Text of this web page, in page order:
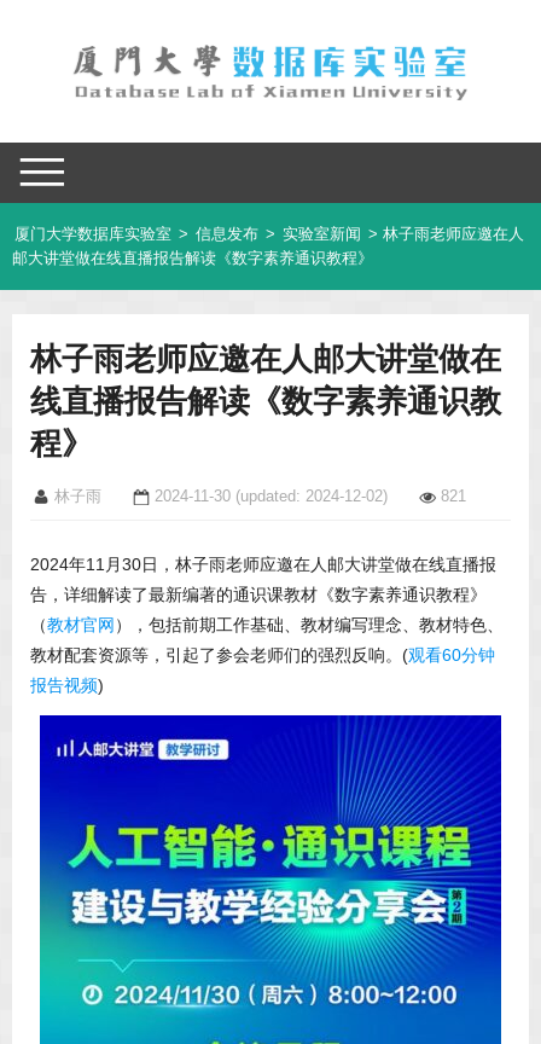
厦门大学数据库实验室 > 信息发布 > 实验室新闻 > 林子雨老师应邀在人
邮大讲堂做在线直播报告解读《数字素养通识教程》
林子雨老师应邀在人邮大讲堂做在
线直播报告解读《数字素养通识教
程》
林子雨 2024-11-30 (updated: 2024-12-02) 821
2024年11月30日，林子雨老师应邀在人邮大讲堂做在线直播报
告，详细解读了最新编著的通识课教材《数字素养通识教程》
（教材官网），包括前期工作基础、教材编写理念、教材特色、
教材配套资源等，引起了参会老师们的强烈反响。(观看60分钟
报告视频)